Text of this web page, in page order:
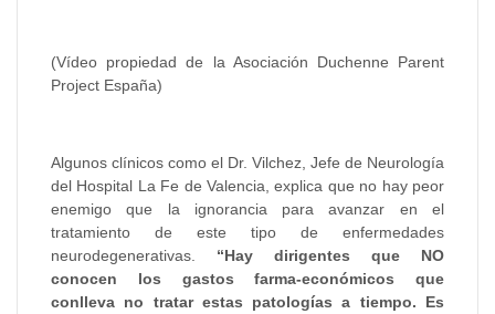
(Vídeo propiedad de la Asociación Duchenne Parent
Project España)
Algunos clínicos como el Dr. Vilchez, Jefe de Neurología
del Hospital La Fe de Valencia, explica que no hay peor
enemigo que la ignorancia para avanzar en el
tratamiento de este tipo de enfermedades
neurodegenerativas. “Hay dirigentes que NO
conocen los gastos farma-económicos que
conlleva no tratar estas patologías a tiempo. Es